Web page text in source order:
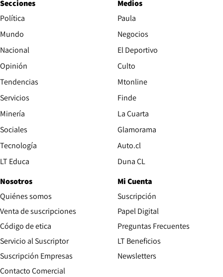
Secciones
Política
Mundo
Nacional
Opinión
Tendencias
Servicios
Minería
Sociales
Tecnología
LT Educa
Medios
Paula
Negocios
El Deportivo
Culto
Mtonline
Finde
La Cuarta
Glamorama
Auto.clOpens in new window
Duna CLOpens in new window
Nosotros
Quiénes somos
Venta de suscripciones
Código de etica Opens in new window
Servicio al Suscriptor
Suscripción Empresas
Contacto ComercialOpens in new window
Mi Cuenta
Suscripción
Papel DigitalOpens in new
Preguntas Frecuentes
LT Beneficios
Newsletters